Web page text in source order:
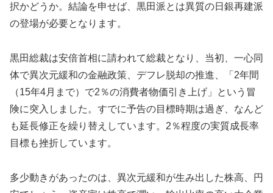
択かどうか。結論を申せば、黒田派とは異質の日銀再建派
の登場が必要となります。
黒田総裁は安倍首相に請われて総裁となり、当初、一心同
体で異次元緩和の金融政策、デフレ脱却の推進、「2年間
（15年4月まで）で2％の消費者物価引き上げ」という冒
険に突入しました。すでに予告の目標時期は過ぎ、なんど
も延長修正を繰り替えしています。2％程度の実質成長率
目標も挫折しています。
多少動きがあったのは、異次元緩和が生み出した株高、円